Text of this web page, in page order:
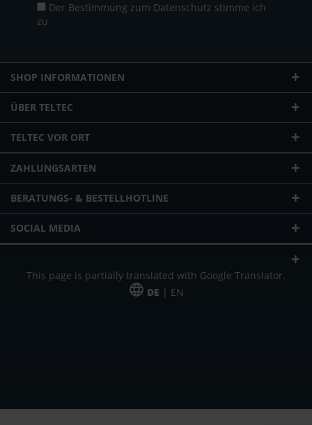
Der Bestimmung zum Datenschutz stimme ich
zu
SHOP INFORMATIONEN
ÜBER TELTEC
TELTEC VOR ORT
ZAHLUNGSARTEN
BERATUNGS- & BESTELLHOTLINE
SOCIAL MEDIA
This page is partially translated with Google Translator.
DE | EN